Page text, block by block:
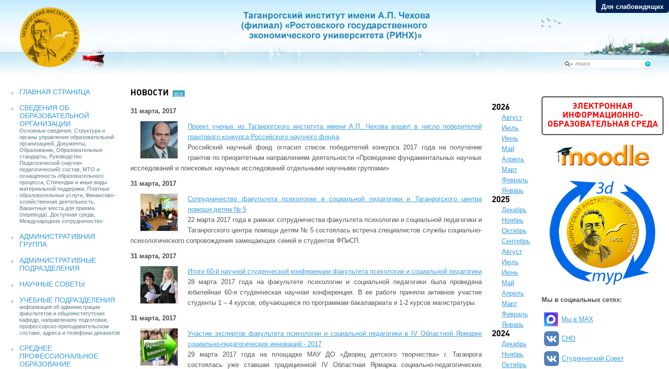
Для слабовидящих
ГЛАВНАЯ СТРАНИЦА
СВЕДЕНИЯ ОБ
ОБРАЗОВАТЕЛЬНОЙ
ОРГАНИЗАЦИИ
Основные сведения, Структура и
органы управления образовательной
организацией, Документы,
Образование, Образовательные
стандарты, Руководство.
Педагогический (научно-
педагогический) состав, МТО и
оснащенность образовательного
процесса, Стипендии и иные виды
материальной поддержки, Платные
образовательные услуги, Финансово-
хозяйственная деятельность,
Вакантные места для приема
(перевода), Доступная среда,
Международное сотрудничество
АДМИНИСТРАТИВНАЯ
ГРУППА
АДМИНИСТРАТИВНЫЕ
ПОДРАЗДЕЛЕНИЯ
НАУЧНЫЕ СОВЕТЫ
УЧЕБНЫЕ ПОДРАЗДЕЛЕНИЯ
информация об администрации
факультетов и общеинститутских
кафедр, направлениях подготовки,
профессорско-преподавательском
составе, адреса и телефоны деканатов
СРЕДНЕЕ
ПРОФЕССИОНАЛЬНОЕ
ОБРАЗОВАНИЕ
НОВОСТИ все
31 марта, 2017
Проект ученых из Таганрогского института имени А.П. Чехова вошел в число победителей
грантового конкурса Российского научного фонда
Российский научный фонд огласил список победителей конкурса 2017 года на получение
грантов по приоритетным направлениям деятельности «Проведение фундаментальных научных
исследований и поисковых научных исследований отдельными научными группами»
31 марта, 2017
Сотрудничество факультета психологии и социальной педагогики и Таганрогского центра
помощи детям № 5
22 марта 2017 года в рамках сотрудничества факультета психологии и социальной педагогики и
Таганрогского центра помощи детям № 5 состоялась встреча специалистов службы социально-
психологического сопровождения замещающих семей и студентов ФПиСП.
31 марта, 2017
Итоги 60-й научной студенческой конференции факультета психологии и социальной педагогики
28 марта 2017 года на факультете психологии и социальной педагогики была проведена
юбилейная 60-я студенческая научная конференция. В ее работе приняли активное участие
студенты 1 – 4 курсов, обучающиеся по программам бакалавриата и 1-2 курсов магистратуры.
31 марта, 2017
Участие экспертов факультета психологии и социальной педагогики в IV Областной Ярмарке
социально-педагогических инноваций - 2017
29 марта 2017 года на площадке МАУ ДО «Дворец детского творчества» г. Таганрога
состоялась уже ставшая традиционной IV Областная Ярмарка социально-педагогических
2026
Август
Июль
Июнь
Май
Апрель
Март
Февраль
Январь
2025
Декабрь
Ноябрь
Октябрь
Сентябрь
Август
Июль
Июнь
Май
Апрель
Март
Февраль
Январь
2024
Декабрь
Ноябрь
Октябрь
ЭЛЕКТРОННАЯ
ИНФОРМАЦИОННО-
ОБРАЗОВАТЕЛЬНАЯ СРЕДА
Мы в социальных сетях:
Мы в MAX
СНО
Студенческий Совет